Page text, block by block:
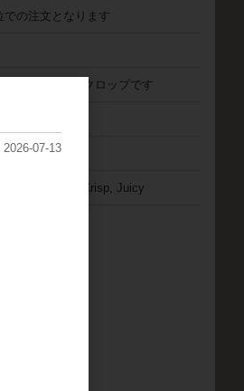
の注文となります
した、24/25年クロップです
Orange, Floral, Crisp, Juicy
2026-07-13